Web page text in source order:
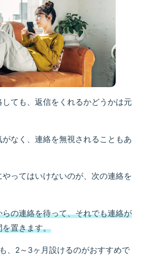
ても、返信をくれるかどうかは元
なく、連絡を無視されることもあ
ってはいけないのが、次の連絡を
の連絡を待って、それでも連絡が
置きます。
、2～3ヶ月設けるのがおすすめで